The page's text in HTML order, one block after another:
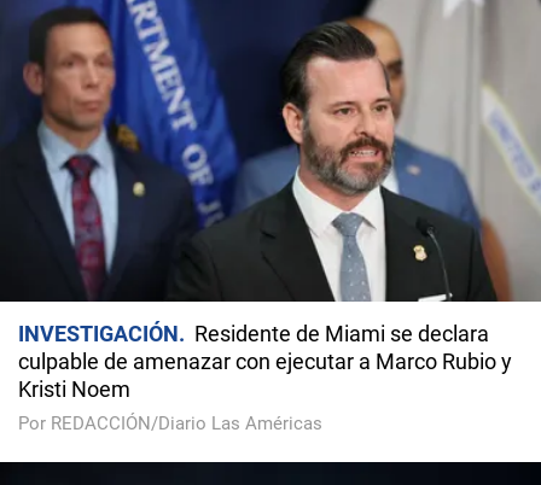
INVESTIGACIÓN
Residente de Miami se declara
culpable de amenazar con ejecutar a Marco Rubio y
Kristi Noem
Por REDACCIÓN/Diario Las Américas